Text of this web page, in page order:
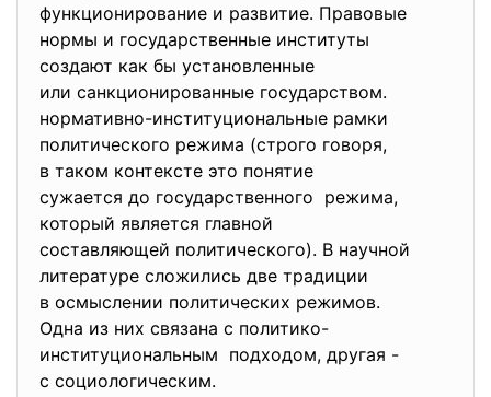
функционирование и развитие. Правовые
нормы и государственные институты
создают как бы установленные
или санкционированные государством.
нормативно-институциональные рамки
политического режима (строго говоря,
в таком контексте это понятие
сужается до государственного режима,
который является главной
составляющей политического). В научной
литературе сложились две традиции
в осмыслении политических режимов.
Одна из них связана с политико-
институциональным подходом, другая -
с социологическим.